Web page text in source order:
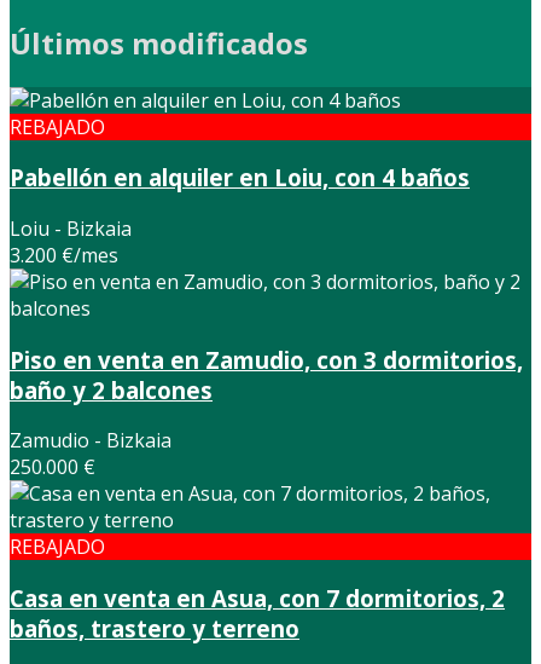
Últimos modificados
REBAJADO
Pabellón en alquiler en Loiu, con 4 baños
Loiu - Bizkaia
3.200 €/mes
Piso en venta en Zamudio, con 3 dormitorios,
baño y 2 balcones
Zamudio - Bizkaia
250.000 €
REBAJADO
Casa en venta en Asua, con 7 dormitorios, 2
baños, trastero y terreno